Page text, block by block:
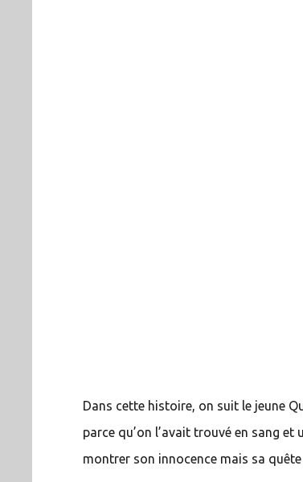
Dans cette histoire, on suit le jeune
parce qu’on l’avait trouvé en sang
montrer son innocence mais sa